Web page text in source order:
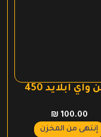
بروتين واي ابلايد 450
₪ 100.00
إنتهى من المخزن